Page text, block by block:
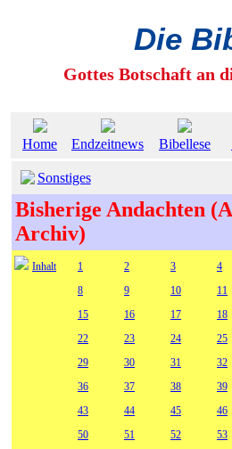
Die
Gottes Botschaft an
Home Endzeitnews Bibellese
Sonstiges
Bisherige Andachten
Archiv)
Inhalt 1 2 3 4
8
9 10 11
15
16 17 18
22
23 24 25
29
30 31 32
36
37 38 39
43
44 45 46
50
51 52 53